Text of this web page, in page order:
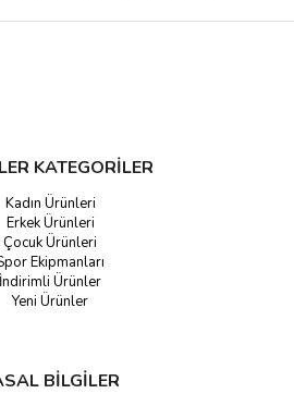
KATEGORİLER
Kadın Ürünleri
Erkek Ürünleri
Çocuk Ürünleri
Ekipmanları
İndirimli Ürünler
Yeni Ürünler
BİLGİLER